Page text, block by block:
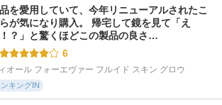
品を愛用していて、今年リニューアルされたこ
が気になり購入。 帰宅して鏡を見て「え
？」と驚くほどこの製品の良さ…
6
オール フォーエヴァー フルイド スキン グロウ
ンキングIN